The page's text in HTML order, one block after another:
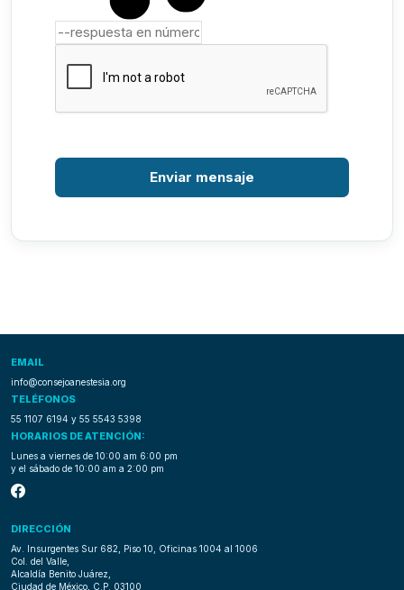
Enviar mensaje
EMAIL
info@consejoanestesia.org
TELÉFONOS
55 1107 6194 y 55 5543 5398
HORARIOS DE ATENCIÓN:
Lunes a viernes de 10:00 am 6:00 pm
y el sábado de 10:00 am a 2:00 pm
DIRECCIÓN
Av. Insurgentes Sur 682, Piso 10, Oficinas 1004 al 1006
Col. del Valle,
Alcaldía Benito Juárez,
Ciudad de México, C.P. 03100